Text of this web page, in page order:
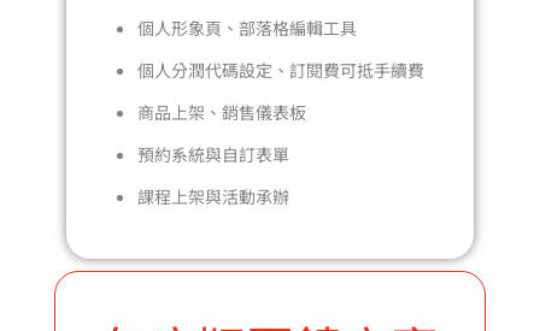
個人形象頁、部落格編輯工具
個人分潤代碼設定、訂閱費可抵手續費
商品上架、銷售儀表板
預約系統與自訂表單
課程上架與活動承辦